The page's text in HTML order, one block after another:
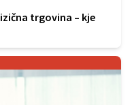
trgovina – kje